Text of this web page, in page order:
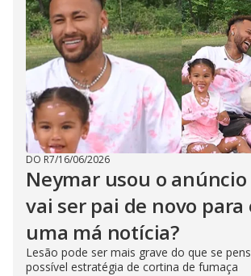
DO R7/16/06/2026
Neymar usou o
vai ser pai de novo para
uma má notícia?
Lesão pode ser mais grave do que se
possível estratégia de cortina de fumaça